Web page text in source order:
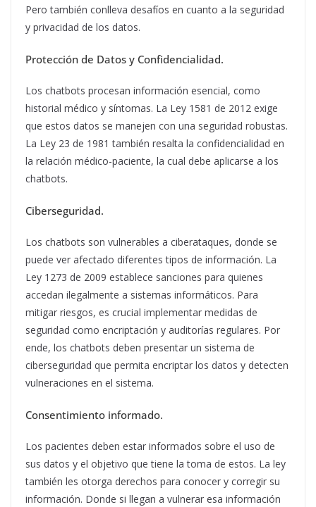
Pero también conlleva desafíos en cuanto a la seguridad
y privacidad de los datos.
Protección de Datos y Confidencialidad.
Los chatbots procesan información esencial, como
historial médico y síntomas. La Ley 1581 de 2012 exige
que estos datos se manejen con una seguridad robustas.
La Ley 23 de 1981 también resalta la confidencialidad en
la relación médico-paciente, la cual debe aplicarse a los
chatbots.
Ciberseguridad.
Los chatbots son vulnerables a ciberataques, donde se
puede ver afectado diferentes tipos de información. La
Ley 1273 de 2009 establece sanciones para quienes
accedan ilegalmente a sistemas informáticos. Para
mitigar riesgos, es crucial implementar medidas de
seguridad como encriptación y auditorías regulares. Por
ende, los chatbots deben presentar un sistema de
ciberseguridad que permita encriptar los datos y detecten
vulneraciones en el sistema.
Consentimiento informado.
Los pacientes deben estar informados sobre el uso de
sus datos y el objetivo que tiene la toma de estos. La ley
también les otorga derechos para conocer y corregir su
información. Donde si llegan a vulnerar esa información